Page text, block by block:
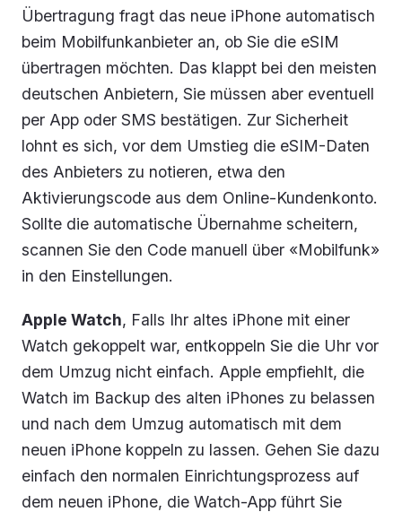
Übertragung fragt das neue iPhone automatisch
beim Mobilfunkanbieter an, ob Sie die eSIM
übertragen möchten. Das klappt bei den meisten
deutschen Anbietern, Sie müssen aber eventuell
per App oder SMS bestätigen. Zur Sicherheit
lohnt es sich, vor dem Umstieg die eSIM-Daten
des Anbieters zu notieren, etwa den
Aktivierungscode aus dem Online-Kundenkonto.
Sollte die automatische Übernahme scheitern,
scannen Sie den Code manuell über «Mobilfunk»
in den Einstellungen.
Apple Watch, Falls Ihr altes iPhone mit einer
Watch gekoppelt war, entkoppeln Sie die Uhr vor
dem Umzug nicht einfach. Apple empfiehlt, die
Watch im Backup des alten iPhones zu belassen
und nach dem Umzug automatisch mit dem
neuen iPhone koppeln zu lassen. Gehen Sie dazu
einfach den normalen Einrichtungsprozess auf
dem neuen iPhone, die Watch-App führt Sie